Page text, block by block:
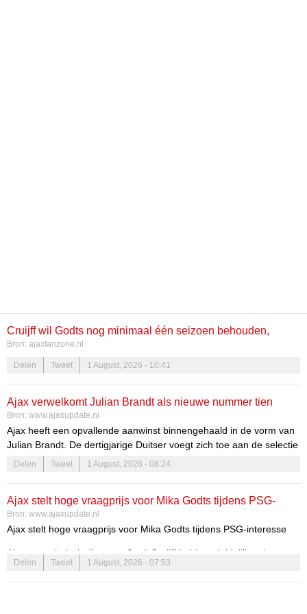
Cruijff wil Godts nog minimaal één seizoen behouden,
hoorde nog niks van PSG en ontkent vraagprijs van 60
miljoen
Bron: ajaxfanzone.nl
Delen Tweet 1 August, 2026 - 10:41
Ajax verwelkomt Julian Brandt als nieuwe nummer tien
Bron: www.ajaxupdate.nl
Ajax heeft een opvallende aanwinst binnengehaald in de vorm van
Julian Brandt. De dertigjarige Duitser voegt zich toe aan de selectie
als klassieke nummer tien, en zijn komst belooft veel voor het team.
Fans en analisten zijn benieuwd naar de impact die Brandt zal
de Eredivisie. De verwachtingen zijn hooggespannen en de
toekomst ziet er veelbelovend uit voor zowel Brandt als Ajax.
Delen Tweet 1 August, 2026 - 08:24
Ajax stelt hoge vraagprijs voor Mika Godts tijdens PSG-
interesse
Bron: www.ajaxupdate.nl
Ajax stelt hoge vraagprijs voor Mika Godts tijdens PSG-interesse
Ajax en technisch directeur Jordi Cruijff hebben duidelijke plannen
voor Mika Godts. De club wil de jonge Belg alleen verkopen als de
prijs absoluut klopt.
Delen Tweet 1 August, 2026 - 07:53